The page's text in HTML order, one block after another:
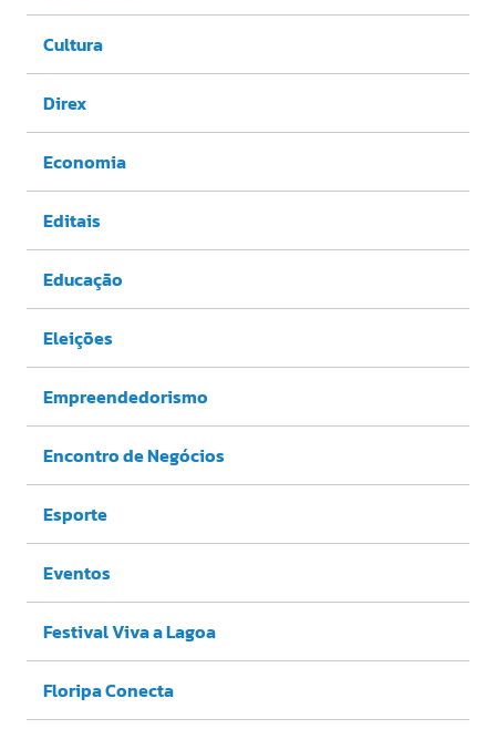
Cultura
Direx
Economia
Editais
Educação
Eleições
Empreendedorismo
Encontro de Negócios
Esporte
Eventos
Festival Viva a Lagoa
Floripa Conecta